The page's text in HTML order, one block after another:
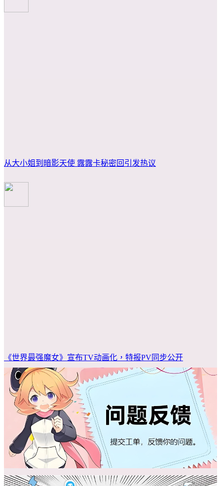
从大小姐到暗影天使 露露卡秘密回引发热议
《世界最强魔女》宣布TV动画化，特报PV同步公开